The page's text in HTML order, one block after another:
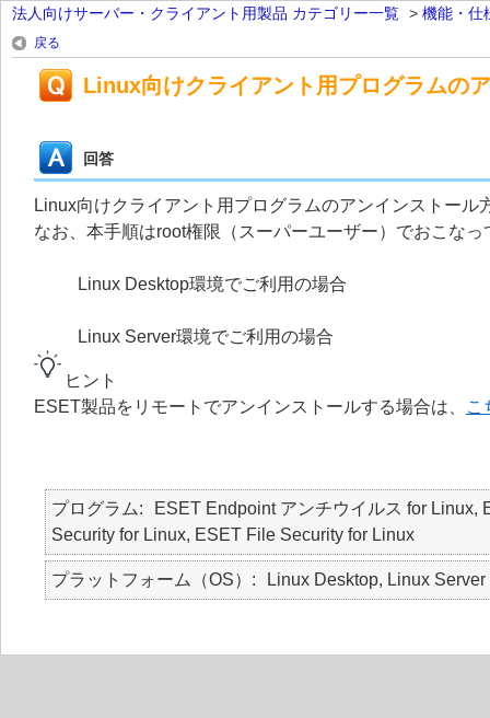
法人向けサーバー・クライアント用製品 カテゴリー一覧 > 機能・仕
戻る
Linux向けクライアント用プログラムの
回答
Linux向けクライアント用プログラムのアンインストー
なお、本手順はroot権限（スーパーユーザー）でおこなっ
Linux Desktop環境でご利用の場合
Linux Server環境でご利用の場合
ヒント
ESET製品をリモートでアンインストールする場合は、
こ
プログラム
ESET Endpoint アンチウイルス for Linux,
Security for Linux, ESET File Security for Linux
プラットフォーム（OS） Linux Desktop, Linux Server